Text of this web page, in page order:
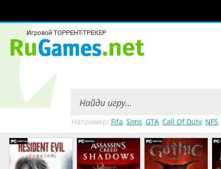
Например: Fifa, Sims, GTA, Call Of Duty, NFS,